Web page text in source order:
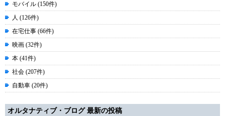
モバイル (150件)
人 (126件)
在宅仕事 (66件)
映画 (32件)
本 (41件)
社会 (207件)
自動車 (20件)
オルタナティブ・ブログ 最新の投稿